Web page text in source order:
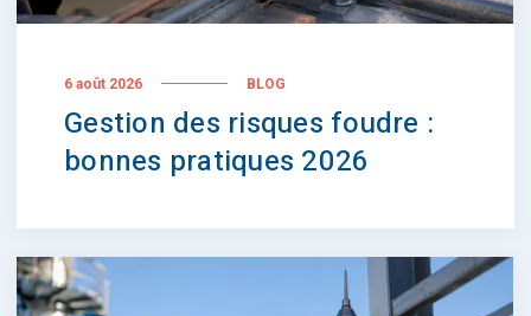
6 août 2026 BLOG
Gestion des risques foudre :
bonnes pratiques 2026